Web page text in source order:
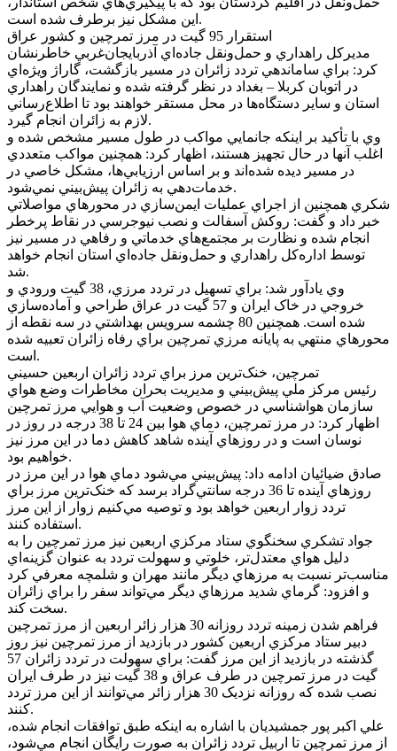
اين مشکل نيز برطرف شده است.
استقرار 95 گيت در مرز تمرچين و کشور عراق
مديرکل راهداري و حمل‌ونقل جاده‌اي آذربايجان‌غربي خاطرنشان
کرد: براي ساماندهي تردد زائران در مسير بازگشت، گاراژ ويژه‌اي
در اتوبان کربلا – بغداد در نظر گرفته شده و نمايندگان راهداري
استان و ساير دستگاه‌ها در محل مستقر خواهند بود تا اطلاع‌رساني
لازم به زائران انجام گيرد.
وي با تأکيد بر اينکه جانمايي مواکب در طول مسير مشخص شده و
اغلب آنها در حال تجهيز هستند، اظهار کرد: همچنين مواکب متعددي
در مسير ديده شده‌اند و بر اساس ارزيابي‌ها، مشکل خاصي در
خدمات‌دهي به زائران پيش‌بيني نمي‌شود.
شکري همچنين از اجراي عمليات ايمن‌سازي در محورهاي مواصلاتي
خبر داد و گفت: روکش آسفالت و نصب نيوجرسي در نقاط پرخطر
انجام شده و نظارت بر مجتمع‌هاي خدماتي و رفاهي در مسير نيز
توسط اداره‌کل راهداري و حمل‌ونقل جاده‌اي استان انجام خواهد
شد.
وي يادآور شد: براي تسهيل در تردد مرزي، 38 گيت ورودي و
خروجي در خاک ايران و 57 گيت در عراق طراحي و آماده‌سازي
شده است. همچنين 80 چشمه سرويس بهداشتي در سه نقطه از
محورهاي منتهي به پايانه مرزي تمرچين براي رفاه زائران تعبيه شده
است.
تمرچين، خنک‌ترين مرز براي تردد زائران اربعين حسيني
رئيس مرکز ملي پيش‌بيني و مديريت بحران مخاطرات وضع هواي
سازمان هواشناسي در خصوص وضعيت آب و هوايي مرز تمرچين
اظهار کرد: در مرز تمرچين، دماي هوا بين 24 تا 38 درجه در روز در
نوسان است و در روزهاي آينده شاهد کاهش دما در اين مرز نيز
خواهيم بود.
صادق ضيائيان ادامه داد: پيش‌بيني مي‌شود دماي هوا در اين مرز در
روزهاي آينده تا 36 درجه سانتي‌گراد برسد که خنک‌ترين مرز براي
تردد زوار اربعين خواهد بود و توصيه مي‌کنيم زوار از اين مرز
استفاده کنند.
جواد تشکري سخنگوي ستاد مرکزي اربعين نيز مرز تمرچين را به
دليل هواي معتدل‌تر، خلوتي و سهولت تردد به عنوان گزينه‌اي
مناسب‌تر نسبت به مرزهاي ديگر مانند مهران و شلمچه معرفي کرد
و افزود: گرماي شديد مرزهاي ديگر مي‌تواند سفر را براي زائران
سخت کند.
فراهم شدن زمينه تردد روزانه 30 هزار زائر اربعين از مرز تمرچين
دبير ستاد مرکزي اربعين کشور در بازديد از مرز تمرچين نيز روز
گذشته در بازديد از اين مرز گفت: براي سهولت در تردد زائران 57
گيت در مرز تمرچين در طرف عراق و 38 گيت نيز در طرف ايران
نصب شده که روزانه نزديک 30 هزار زائر مي‌توانند از اين مرز تردد
کنند.
علي اکبر پور جمشيديان با اشاره به اينکه طبق توافقات انجام شده،
از مرز تمرچين تا اربيل تردد زائران به صورت رايگان انجام مي‌شود،